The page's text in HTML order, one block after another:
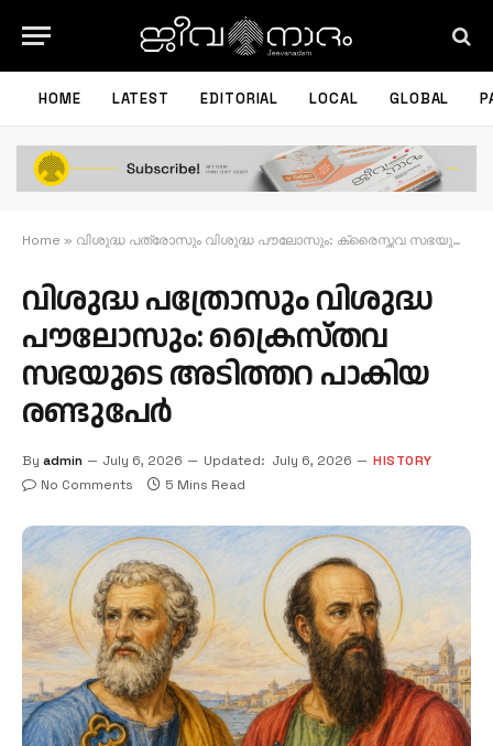
HOME LATEST EDITORIAL LOCAL GLOBAL
Home » വിശുദ്ധ പത്രോസും വിശുദ്ധ പൗലോസും: ക്രൈസ്തവ സഭയുടെ അടിത്തറ പാകിയ രണ്ടുപേര്‍
വിശുദ്ധ പത്രോസും വിശുദ്ധ
പൗലോസും: ക്രൈസ്തവ
സഭയുടെ അടിത്തറ പാകിയ
രണ്ടുപേര്‍
By admin July 6, 2026 Updated: July 6, 2026
HISTORY
No Comments
5 Mins Read